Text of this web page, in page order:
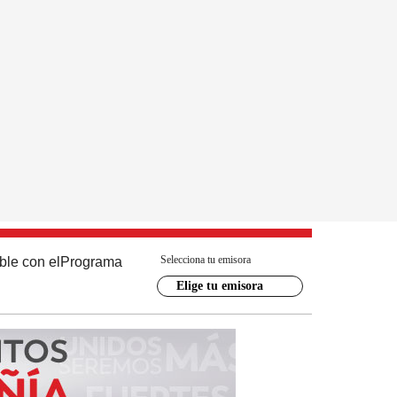
con el Programa Selecciona tu emisora
Elige tu emisora